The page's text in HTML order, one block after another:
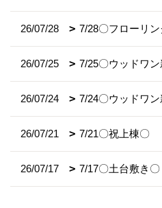
26/07/28 7/28〇フローリ
26/07/25 7/25〇ウッドワ
26/07/24 7/24〇ウッドワ
26/07/21 7/21〇祝上棟〇
26/07/17 7/17〇土台敷き〇